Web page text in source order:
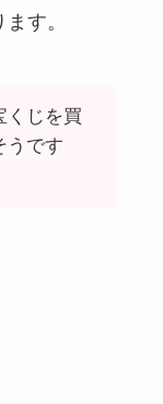
す。
くじを買
うです